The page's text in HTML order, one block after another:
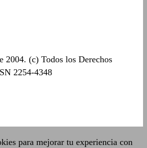
2004. (c) Todos los Derechos
2254-4348
para mejorar tu experiencia con